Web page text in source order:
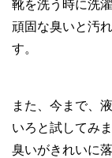
靴を洗う時に洗
頑固な臭いと汚
す。
また、今まで、
いろと試してみ
臭いがきれいに